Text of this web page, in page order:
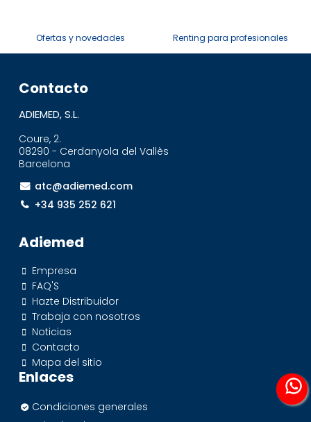
Ofertas y novedades Renting para profesionales
Contacto
ADIEMED, S.L.
Coure, 2.
08290 - Cerdanyola del Vallès
Barcelona
atc@adiemed.com
+34 935 252 621
Adiemed
Empresa
FAQ'S
Hazte Distribuidor
Trabaja con nosotros
Noticias
Contacto
Mapa del sitio
Enlaces
Condiciones generales